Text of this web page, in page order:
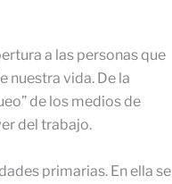
a las personas que
nuestra vida. De la
de los medios de
del trabajo.
primarias. En ella se